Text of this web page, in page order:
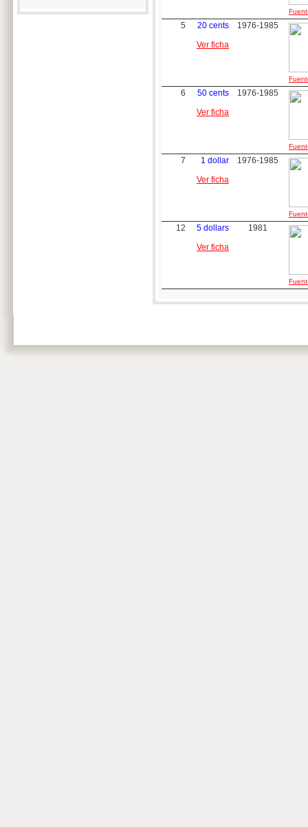
5
20 cents
Ver ficha
1976-1985
6
50 cents
Ver ficha
1976-1985
7
1 dollar
Ver ficha
1976-1985
12
5 dollars
Ver ficha
1981